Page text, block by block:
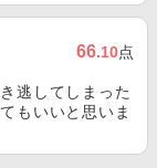
66.10点
逃してしまった
もいいと思いま